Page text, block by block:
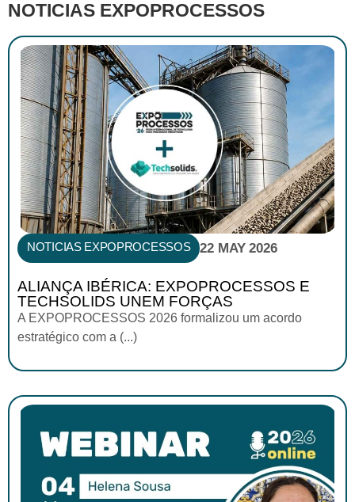
NOTICIAS EXPOPROCESSOS
NOTICIAS EXPOPROCESSOS 22 MAY 2026
ALIANÇA IBÉRICA: EXPOPROCESSOS E
TECHSOLIDS UNEM FORÇAS
A EXPOPROCESSOS 2026 formalizou um acordo
estratégico com a (...)